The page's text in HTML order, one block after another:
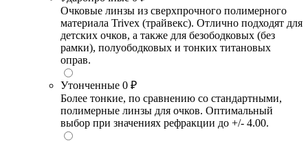
Очковые линзы из сверхпрочного полимерного
материала Trivex (трайвекс). Отлично подходят для
детских очков, а также для безободковых (без
рамки), полуободковых и тонких титановых
оправ.
Утонченные 0 ₽
Более тонкие, по сравнению со стандартными,
полимерные линзы для очков. Оптимальный
выбор при значениях рефракции до +/- 4.00.